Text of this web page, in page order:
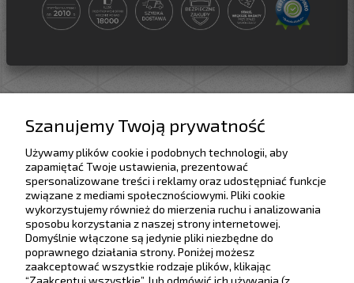
Pomoc
Dostawa
Moje konto
Gwarancja i zwroty
Szanujemy Twoją prywatność
Używamy plików cookie i podobnych technologii, aby
zapamiętać Twoje ustawienia, prezentować
spersonalizowane treści i reklamy oraz udostępniać funkcje
związane z mediami społecznościowymi. Pliki cookie
wykorzystujemy również do mierzenia ruchu i analizowania
sposobu korzystania z naszej strony internetowej.
Domyślnie włączone są jedynie pliki niezbędne do
poprawnego działania strony. Poniżej możesz
zaakceptować wszystkie rodzaje plików, klikając
“Zaakceptuj wszystkie”, lub odmówić ich używania (z
Rabaty progowe Zwiń